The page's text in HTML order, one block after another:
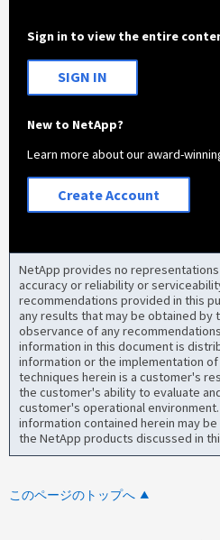
Sign in to view the entire
SIGN IN
New to NetApp?
Learn more about our award-
Create Account
NetApp provides no
accuracy or reliability or
recommendations provided in this
any results that may be obtained
observance of any
information in this document is
information or the implementation
techniques herein is a customer's
the customer's ability to evaluate
customer's operational
information contained herein may
the NetApp products discussed in
このページのトップへ